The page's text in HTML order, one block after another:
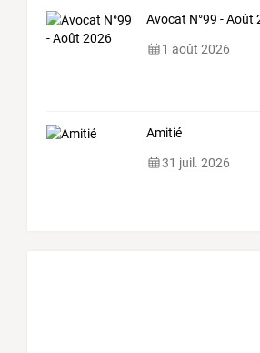
Avocat N°99 - Août
1 août 2026
Amitié
31 juil. 2026